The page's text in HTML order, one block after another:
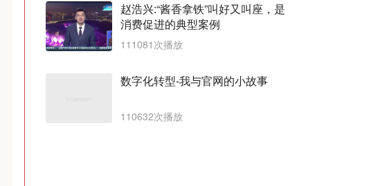
赵浩兴:“酱香拿铁”叫好又叫座，是
消费促进的典型案例
111081次播放
数字化转型-我与官网的小故事
110632次播放